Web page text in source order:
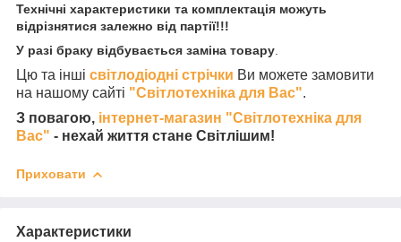
Технічні характеристики та комплектація можуть
відрізнятися залежно від партії!!!
У разі браку відбувається заміна товару
Цю та інші світлодіодні стрічки Ви можете замовити
на нашому сайті "Світлотехніка для Вас".
З повагою, інтернет-магазин "Світлотехніка для
Вас" - нехай життя стане Світлішим!
Приховати
Характеристики